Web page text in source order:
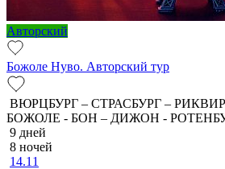
Авторский
Божоле Нуво. Авторский тур
ВЮРЦБУРГ – СТРАСБУРГ –
БОЖОЛЕ - БОН – ДИЖОН -
9 дней
8 ночей
14.11